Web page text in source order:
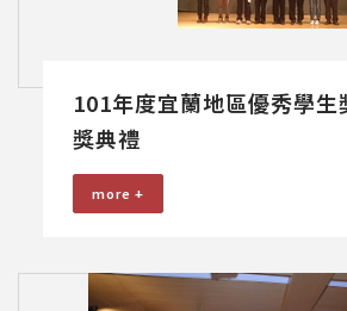
101年度宜蘭地區優秀學生
獎典禮
more +